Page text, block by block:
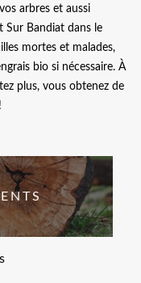
arbres et aussi
Sur Bandiat dans le
mortes et malades,
bio si nécessaire. À
plus, vous obtenez de